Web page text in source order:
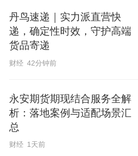
付费，参保人员在试点医
间使用前述六项中医特色
医保统筹基金按床日限额
为三级医院125元/日、市
医堂）50元/日。
【邢台网】：https://
06/14/content_851868.htm
丹鸟速递｜实力派直营快
递，确定性时效，守护高端
货品寄递
财经 42分钟前
永安期货期现结合服务全解
析：落地案例与适配场景汇
总
财经 1天前